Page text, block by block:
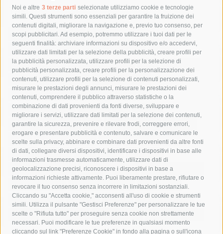
Noi e altre 3 terze parti selezionate utilizziamo cookie e tecnologie
simili. Questi strumenti sono essenziali per garantire la fruizione dei
contenuti digitali, migliorare la navigazione e, previo tuo consenso, per
scopi pubblicitari. Ad esempio, potremmo utilizzare i tuoi dati per le
seguenti finalità: archiviare informazioni su dispositivo e/o accedervi,
utilizzare dati limitati per la selezione della pubblicità, creare profili per
la pubblicità personalizzata, utilizzare profili per la selezione di
pubblicità personalizzata, creare profili per la personalizzazione dei
contenuti, utilizzare profili per la selezione di contenuti personalizzati,
misurare le prestazioni degli annunci, misurare le prestazioni dei
contenuti, comprendere il pubblico attraverso statistiche o la
combinazione di dati provenienti da fonti diverse, sviluppare e
migliorare i servizi, utilizzare dati limitati per la selezione dei contenuti,
garantire la sicurezza, prevenire e rilevare frodi, correggere errori,
erogare e presentare pubblicità e contenuto, salvare e comunicare le
scelte sulla privacy, abbinare e combinare dati provenienti da altre fonti
di dati, collegare diversi dispositivi, identificare i dispositivi in base alle
informazioni trasmesse automaticamente, utilizzare dati di
geolocalizzazione precisi, riconoscere i dispositivi in base a
informazioni richieste attivamente. Puoi liberamente prestare, rifiutare o
revocare il tuo consenso senza incorrere in limitazioni sostanziali.
Cliccando su "Accetta cookie," acconsenti all'uso di cookie e strumenti
simili. Utilizza il pulsante "Gestisci Preferenze" per personalizzare le tue
scelte o "Rifiuta tutto" per proseguire senza cookie non strettamente
necessari. Puoi modificare le tue preferenze in qualsiasi momento
cliccando sul link "Preferenze Cookie" in fondo alla pagina o sull'icona
Tag
acqua allerta meteo
anas
area marina protetta di punta campanella
arresto
Asl Napoli 3 sud
capitaneria di porto capri
carabinieri
castellammare di stabia
circumvesuviana
comune di sorrento
concerto
contagi
costiera amalfitana
covid-19 eav
elezioni
fondazione sorrento
gori guardia costiera
incidente
lavori
lorenzo balducelli mare
massa lubrense
massimo coppola
Meta napoli
ordinanza
penisola sorrentina
piano di sorrento
polizia municipale
protezione civile
Regione Campania
sant'agnello
sindaco cuomo
sorrento studenti temporali
treni
turismo
Vico Equense villa fiorentino vincenzo de luca